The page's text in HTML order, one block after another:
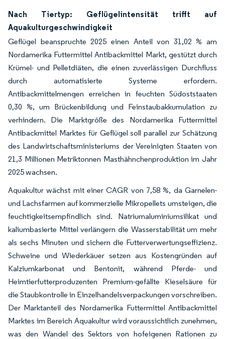
Nach Tiertyp: Geflügelintensität trifft auf
Aquakulturgeschwindigkeit
Geflügel beanspruchte 2025 einen Anteil von 31,02 % am
Nordamerika Futtermittel Antibackmittel Markt, gestützt durch
Krümel- und Pelletdiäten, die einen zuverlässigen Durchfluss
durch automatisierte Systeme erfordern.
Antibackmittelmengen erreichen in feuchten Südoststaaten
0,30 %, um Brückenbildung und Feinstaubakkumulation zu
verhindern. Die Marktgröße des Nordamerika Futtermittel
Antibackmittel Marktes für Geflügel soll parallel zur Schätzung
des Landwirtschaftsministeriums der Vereinigten Staaten von
21,3 Millionen Metriktonnen Masthähnchenproduktion im Jahr
2025 wachsen.
Aquakultur wächst mit einer CAGR von 7,58 %, da Garnelen-
und Lachsfarmen auf kommerzielle Mikropellets umsteigen, die
feuchtigkeitsempfindlich sind. Natriumaluminiumsilikat und
kaliumbasierte Mittel verlängern die Wasserstabilität um mehr
als sechs Minuten und sichern die Futterverwertungseffizienz.
Schweine und Wiederkäuer setzen aus Kostengründen auf
Kalziumkarbonat und Bentonit, während Pferde- und
Heimtierfutterproduzenten Premium-gefällte Kieselsäure für
die Staubkontrolle in Einzelhandelsverpackungen vorschreiben.
Der Marktanteil des Nordamerika Futtermittel Antibackmittel
Marktes im Bereich Aquakultur wird voraussichtlich zunehmen,
was den Wandel des Sektors von hofeigenen Rationen zu